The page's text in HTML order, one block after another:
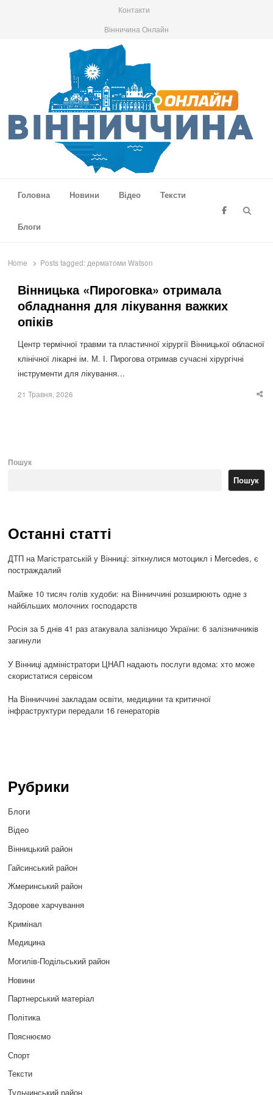
Контакти
Вінничина Онлайн
Головна
Новини Відео Тексти
Блоги
Home Posts tagged: дерматоми Watson
Вінницька «Пироговка» отримала
обладнання для лікування важких
опіків
Центр термічної травми та пластичної хірургії Вінницької обласної
клінічної лікарні ім. М. І. Пирогова отримав сучасні хірургічні
інструменти для лікування…
21 Травня, 2026
Пошук
Пошук
Останні статті
ДТП на Магістратській у Вінниці: зіткнулися мотоцикл і Mercedes, є
постраждалий
Майже 10 тисяч голів худоби: на Вінниччині розширюють одне з
найбільших молочних господарств
Росія за 5 днів 41 раз атакувала залізницю України: 6 залізничників
загинули
У Вінниці адміністратори ЦНАП надають послуги вдома: хто може
скористатися сервісом
На Вінниччині закладам освіти, медицини та критичної
інфраструктури передали 16 генераторів
Рубрики
Блоги
Відео
Вінницький район
Гайсинський район
Жмеринський район
Здорове харчування
Кримінал
Медицина
Могилів-Подільський район
Новини
Партнерський матеріал
Політика
Пояснюємо
Спорт
Тексти
Тульчинський район